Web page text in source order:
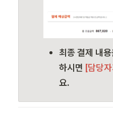
최종 결제 내
하시면 [담당
요.